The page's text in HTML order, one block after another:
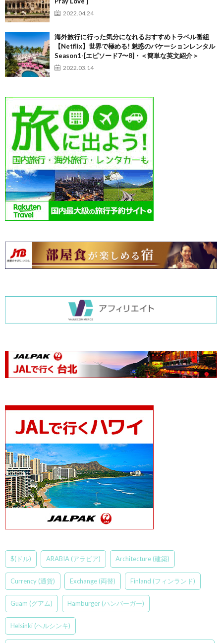
2022.04.24
海外旅行に行った気分になれるおすすめトラベル番組
【Netflix】世界で極める! 魅惑のバケーションレンタル
Season1-[エピソード7〜8]・＜簡単な英文紹介＞
2022.03.14
$(ドル) ARABIA (アラビア) Architecture (建築)
Currency (通貨) Exchange (両替) Finland (フィンランド)
Guam (グアム) Hamburger (ハンバーガー)
Helsinki (ヘルシンキ)